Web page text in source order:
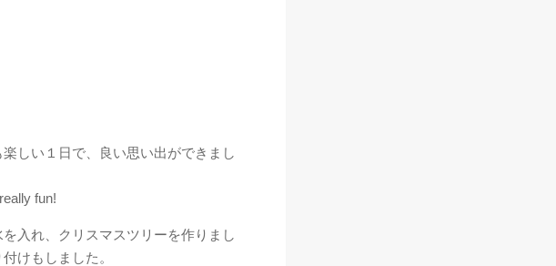
しい１日で、良い思い出ができまし
fun!
入れ、クリスマスツリーを作りまし
けもしました。